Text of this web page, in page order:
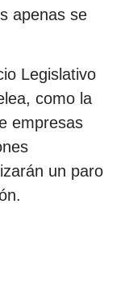
apenas se
Legislativo
como la
empresas
un paro